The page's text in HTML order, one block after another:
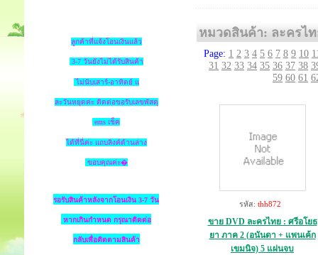
ลูกค้าที่แจ้งโอนเงินแล้ว
3-7 วันยังไม่ได้รับสินค้า
ไม่นับเสาร์-อาทิตย์ แ
ละวันหยุดค่ะ ติดต่อขอรับเลขพัสดุ
ems เช็ค
ได้ที่นี่ค่ะ แถบลิงค์ด้านล่าง
ขอบคุณค่ะ�
รอรับสินค้าหลังจากโอนเงิน 3-7 วัน
หากเกินกำหนด กรุณาติดต่อ
กลับเพื่อติดตามสินค้า
หมวดสินค้า: ละครไท
Page: 1 2 3 4 5 6 7 8 9 10
31 32 33 34 35 36 37 38
59 60 61
รหัส: thh872
ขาย DVD ละครไทย : ศรีอโยธ
ยา ภาค 2 (อนันดา + แพนเค้ก
เขมนิจ) 5 แผ่นจบ